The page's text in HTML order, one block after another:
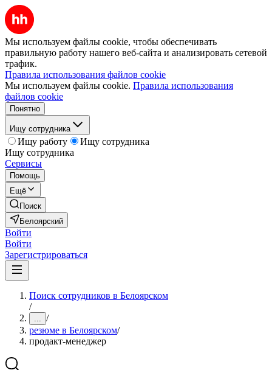
Мы используем файлы cookie, чтобы обеспечивать
правильную работу нашего веб-сайта и анализировать сетевой
трафик.
Правила использования файлов cookie
Мы используем файлы cookie. Правила использования
файлов cookie
Понятно
Ищу сотрудника
Ищу работу
Ищу сотрудника
Ищу сотрудника
Сервисы
Помощь
Ещё
Поиск
Белоярский
Войти
Войти
Зарегистрироваться
Поиск сотрудников в Белоярском
/
... /
резюме в Белоярском/
продакт-менеджер